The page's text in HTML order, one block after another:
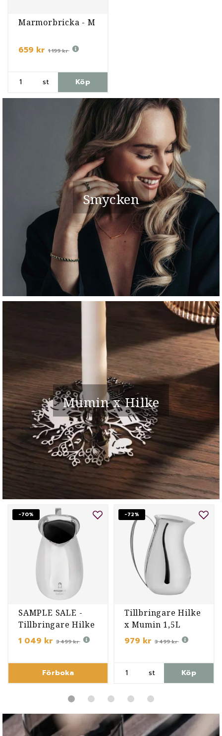
Marmorbricka - M
659 kr 1 199 kr
st Köp
Smycken
Mumin x Hilke
-70%
SAMPLE SALE -
Tillbringare Hilke
x Moomin 1,5L
1 049 kr 3 499 kr
Förboka
-72%
Tillbringare Hilke
x Mumin 1,5L
979 kr 3 499 kr
st Köp